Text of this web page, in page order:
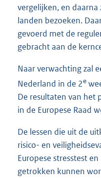
vergelijken, en
landen bezoeken.
gevoerd met de
gebracht aan de
Naar verwachting zal
Nederland in de 2e
De resultaten van het
in de Europese Raad
De lessen die uit de
risico- en
Europese stresstest
getrokken kunnen